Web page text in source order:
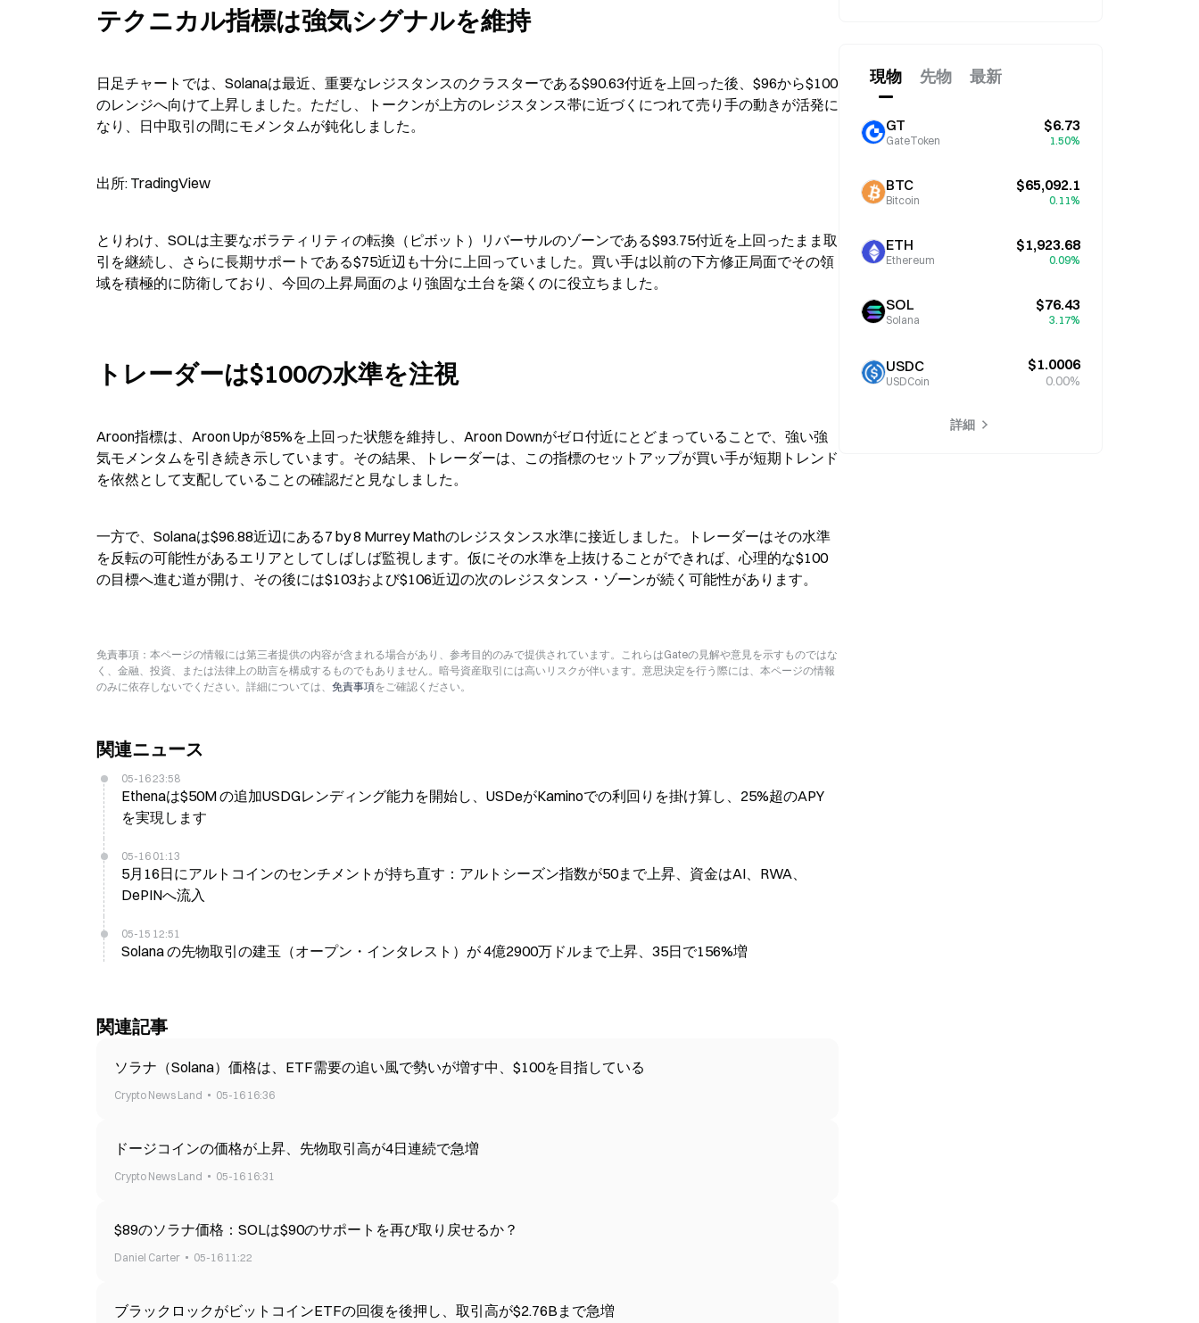
テクニカル指標は強気シグナルを維持
日足チャートでは、Solanaは最近、重要なレジスタンスのクラスターである$90.63付近を上回った後、$96から$100
のレンジへ向けて上昇しました。ただし、トークンが上方のレジスタンス帯に近づくにつれて売り手の動きが活発に
なり、日中取引の間にモメンタムが鈍化しました。
出所: TradingView
とりわけ、SOLは主要なボラティリティの転換（ピボット）リバーサルのゾーンである$93.75付近を上回ったまま取
引を継続し、さらに長期サポートである$75近辺も十分に上回っていました。買い手は以前の下方修正局面でその領
域を積極的に防衛しており、今回の上昇局面のより強固な土台を築くのに役立ちました。
トレーダーは$100の水準を注視
Aroon指標は、Aroon Upが85%を上回った状態を維持し、Aroon Downがゼロ付近にとどまっていることで、強い強
気モメンタムを引き続き示しています。その結果、トレーダーは、この指標のセットアップが買い手が短期トレンド
を依然として支配していることの確認だと見なしました。
一方で、Solanaは$96.88近辺にある7 by 8 Murrey Mathのレジスタンス水準に接近しました。トレーダーはその水準
を反転の可能性があるエリアとしてしばしば監視します。仮にその水準を上抜けることができれば、心理的な$100
の目標へ進む道が開け、その後には$103および$106近辺の次のレジスタンス・ゾーンが続く可能性があります。
免責事項：本ページの情報には第三者提供の内容が含まれる場合があり、参考目的のみで提供されています。これらはGateの見解や意見を示すものではな
く、金融、投資、または法律上の助言を構成するものでもありません。暗号資産取引には高いリスクが伴います。意思決定を行う際には、本ページの情報
のみに依存しないでください。詳細については、 免責事項をご確認ください。
関連ニュース
05-16 23:58
Ethenaは$50M の追加USDGレンディング能力を開始し、USDeがKaminoでの利回りを掛け算し、25%超のAPY
を実現します
05-16 01:13
5月16日にアルトコインのセンチメントが持ち直す：アルトシーズン指数が50まで上昇、資金はAI、RWA、
DePINへ流入
05-15 12:51
Solana の先物取引の建玉（オープン・インタレスト）が 4億2900万ドルまで上昇、35日で156%増
関連記事
ソラナ（Solana）価格は、ETF需要の追い風で勢いが増す中、$100を目指している
Crypto News Land 05-16 16:36
ドージコインの価格が上昇、先物取引高が4日連続で急増
Crypto News Land 05-16 16:31
$89のソラナ価格：SOLは$90のサポートを再び取り戻せるか？
Daniel Carter 05-16 11:22
ブラックロックがビットコインETFの回復を後押し、取引高が$2.76Bまで急増
現物 先物 最新
GT
GateToken
$6.73
1.50%
BTC
Bitcoin
$65,092.1
0.11%
ETH
Ethereum
$1,923.68
0.09%
SOL
Solana
$76.43
3.17%
USDC
USDCoin
$1.0006
0.00%
詳細